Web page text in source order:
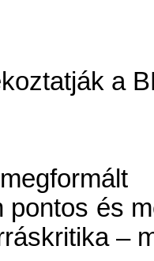
a
pontos és
–